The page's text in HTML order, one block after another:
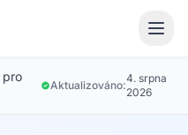
pro
Aktualizováno:
4. srpna
2026